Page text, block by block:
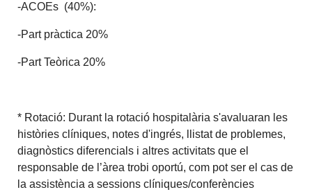
-ACOEs (40%):
-Part pràctica 20%
-Part Teòrica 20%
* Rotació: Durant la rotació hospitalària s'avaluaran les
històries clíniques, notes d'ingrés, llistat de problemes,
diagnòstics diferencials i altres activitats que el
responsable de l’àrea trobi oportú, com pot ser el cas de
la assistència a sessions clíniques/conferències